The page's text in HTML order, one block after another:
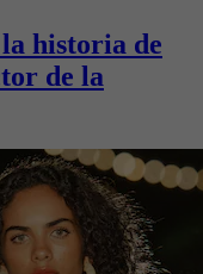
historia de
de la